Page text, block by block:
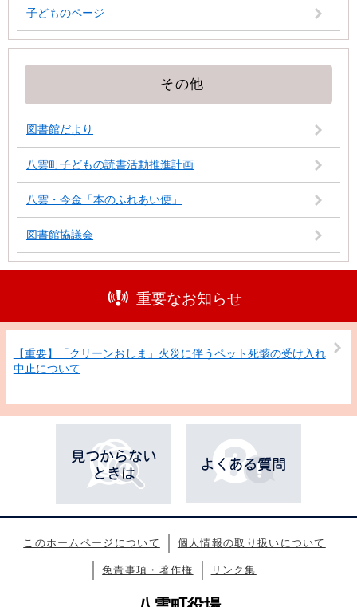
子どものページ
その他
図書館だより
八雲町子どもの読書活動推進計画
八雲・今金「本のふれあい便」
図書館協議会
重要なお知らせ
【重要】「クリーンおしま」火災に伴うペット死骸の受け入れ
中止について
このホームページについて 個人情報の取り扱いについて
免責事項・著作権 リンク集